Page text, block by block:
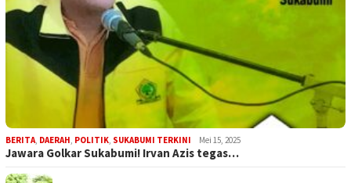
BERITA DAERAH POLITIK SUKABUMI TERKINI Mei 15, 2025
Jawara Golkar Sukabumi! Irvan Azis tegas…